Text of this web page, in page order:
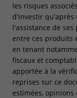
les risques
d'investir qu'après
l'assistance de
entre ces produits
en tenant
fiscaux et
apportée à la
reprises sur ce
estimées,